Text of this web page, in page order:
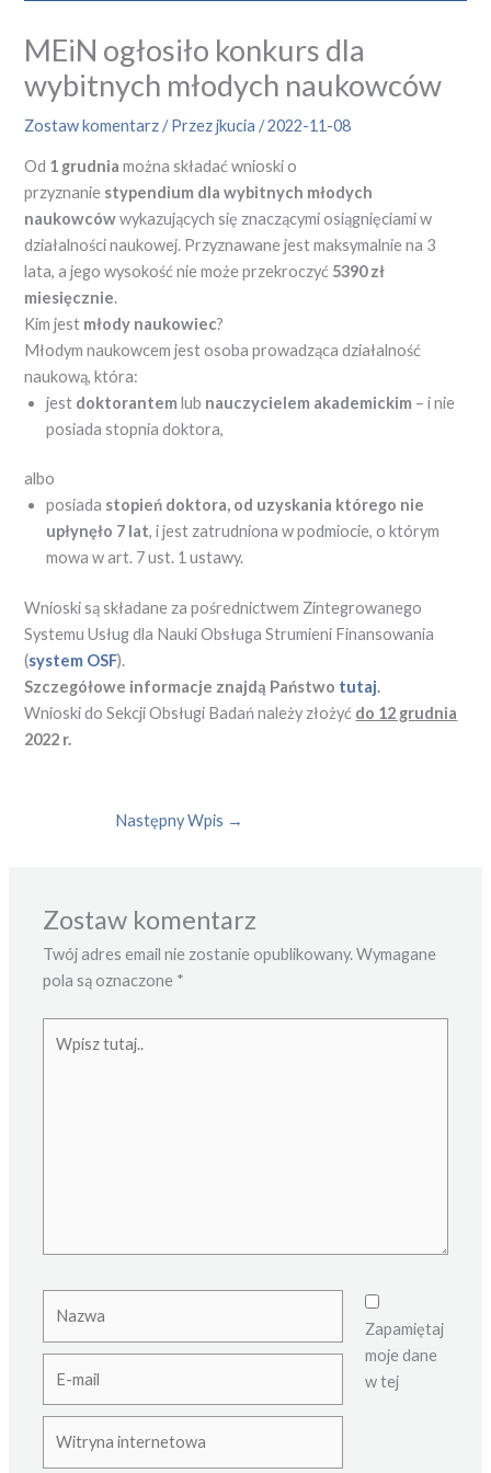
MEiN ogłosiło konkurs dla
wybitnych młodych naukowców
Zostaw komentarz / Przezjkucia/2022-11-08
Od 1 grudnia można składać wnioski o
przyznanie stypendium dla wybitnych młodych
naukowcówwykazujących się znaczącymi osiągnięciami w
działalności naukowej. Przyznawane jest maksymalnie na 3
lata, a jego wysokość nie może przekroczyć 5390 zł
miesięcznie.
Kim jest młody naukowiec?
Młodym naukowcem jest osoba prowadząca działalność
naukową, która:
jest doktorantem lub nauczycielem akademickim – i nie
posiada stopnia doktora,
albo
posiada stopień doktora, od uzyskania którego nie
upłynęło 7 lat, i jest zatrudniona w podmiocie, o którym
mowa w art. 7 ust. 1 ustawy.
Wnioski są składane za pośrednictwem Zintegrowanego
Systemu Usług dla Nauki Obsługa Strumieni Finansowania
(system OSF).
Szczegółowe informacje znajdą Państwo tutaj.
Wnioski do Sekcji Obsługi Badań należy złożyć do 12 grudnia
2022 r.
Następny Wpis →
Zostaw komentarz
Twój adres email nie zostanie opublikowany.Wymagane
pola są oznaczone *
tutaj..
mail
internetowa
Zapamiętaj
moje dane
w tej